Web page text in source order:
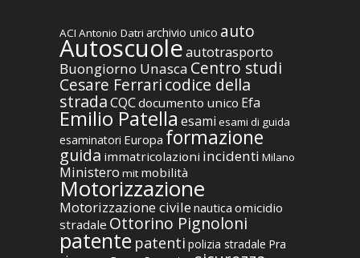
ACI Antonio Datri archivio unico auto
Autoscuoleautotrasporto
Buongiorno Unasca Centro studi
Cesare Ferraricodice della
stradaCQCdocumento unico Efa
Emilio Patella esami esami di guida
esaminatori Europa formazione
guida immatricolazioni incidenti Milano
Ministero mit mobilità
Motorizzazione
Motorizzazione civile nautica omicidio
stradale Ottorino Pignoloni
patente patenti polizia stradale Pra